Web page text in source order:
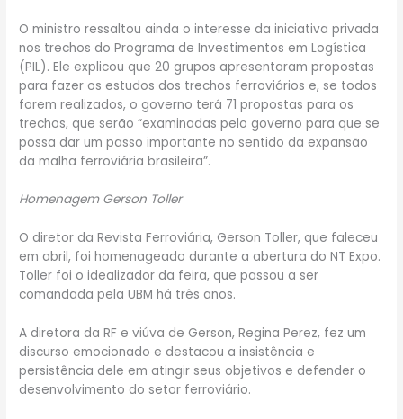
O ministro ressaltou ainda o interesse da iniciativa privada
nos trechos do Programa de Investimentos em Logística
(PIL). Ele explicou que 20 grupos apresentaram propostas
para fazer os estudos dos trechos ferroviários e, se todos
forem realizados, o governo terá 71 propostas para os
trechos, que serão “examinadas pelo governo para que se
possa dar um passo importante no sentido da expansão
da malha ferroviária brasileira”.
Homenagem Gerson Toller
O diretor da Revista Ferroviária, Gerson Toller, que faleceu
em abril, foi homenageado durante a abertura do NT Expo.
Toller foi o idealizador da feira, que passou a ser
comandada pela UBM há três anos.
A diretora da RF e viúva de Gerson, Regina Perez, fez um
discurso emocionado e destacou a insistência e
persistência dele em atingir seus objetivos e defender o
desenvolvimento do setor ferroviário.